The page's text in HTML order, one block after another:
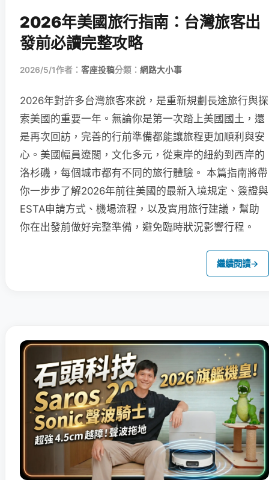
2026年美國旅行指南：台灣旅客出
發前必讀完整攻略
2026/5/1作者： 客座投稿分類： 網路大小事
2026年對許多台灣旅客來說，是重新規劃長途旅行與探
索美國的重要一年。無論你是第一次踏上美國國土，還
是再次回訪，完善的行前準備都能讓旅程更加順利與安
心。美國幅員遼闊，文化多元，從東岸的紐約到西岸的
洛杉磯，每個城市都有不同的旅行體驗。 本篇指南將帶
你一步步了解2026年前往美國的最新入境規定、簽證與
ESTA申請方式、機場流程，以及實用旅行建議，幫助
你在出發前做好完整準備，避免臨時狀況影響行程。
繼續閱讀→